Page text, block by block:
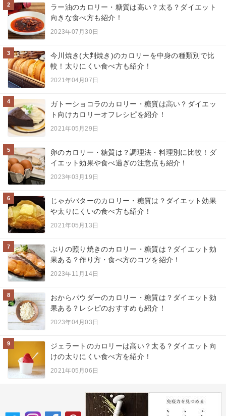
2
ラー油のカロリー・糖質は高い？太る？ダイエット
向きな食べ方も紹介！
2023年07月30日
3
今川焼き(大判焼き)のカロリーを中身の種類別で比
較！太りにくい食べ方も紹介！
2021年04月07日
4
ガトーショコラのカロリー・糖質は高い？ダイエッ
ト向けカロリーオフレシピを紹介！
2021年05月29日
5
卵のカロリー・糖質は？調理法・料理別に比較！ダ
イエット効果や食べ過ぎの注意点も紹介！
2023年03月19日
6
じゃがバターのカロリー・糖質は？ダイエット効果
や太りにくいの食べ方も紹介！
2021年05月13日
7
ぶりの照り焼きのカロリー・糖質は？ダイエット効
果ある？作り方・食べ方のコツを紹介！
2023年11月14日
8
おからパウダーのカロリー・糖質は？ダイエット効
果ある？レシピのおすすめも紹介！
2023年04月03日
9
ジェラートのカロリーは高い？太る？ダイエット向
けの太りにくい食べ方を紹介！
2021年05月06日